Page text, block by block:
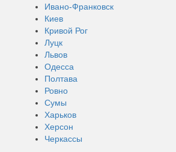
Ивано-Франковск
Киев
Кривой Рог
Луцк
Львов
Одесса
Полтава
Ровно
Сумы
Харьков
Херсон
Черкассы